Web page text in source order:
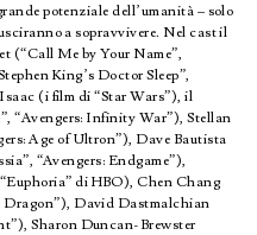
potenziale dell’umanità – solo
a sopravvivere. Nel cast il
(“Call Me by Your Name”,
King’s Doctor Sleep”,
(i film di “Star Wars”), il
“Avengers: Infinity War”), Stellan
Age of Ultron”), Dave Bautista
“Avengers: Endgame”),
di HBO), Chen Chang
David Dastmalchian
Sharon Duncan-Brewster